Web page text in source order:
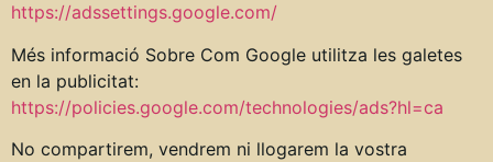
https://adssettings.google.com/
Més informació Sobre Com Google utilitza les galetes
en la publicitat:
https://policies.google.com/technologies/ads?hl=ca
No compartirem, vendrem ni llogarem la vostra